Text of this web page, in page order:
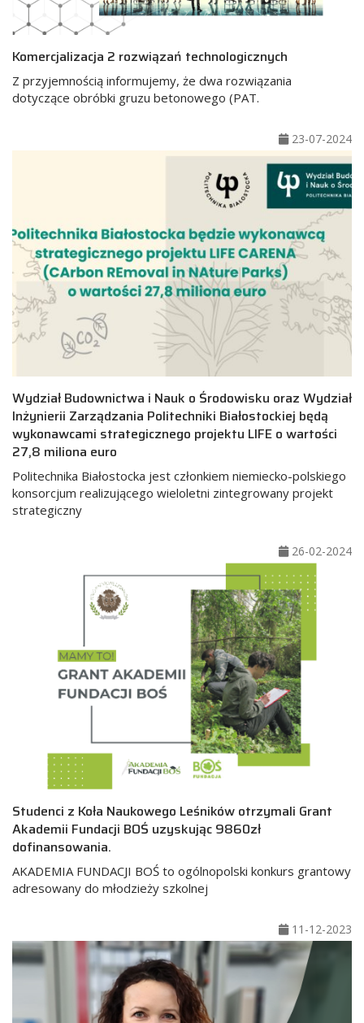
Komercjalizacja 2 rozwiązań technologicznych
Z przyjemnością informujemy, że dwa rozwiązania
dotyczące obróbki gruzu betonowego (PAT.
23-07-2024
Wydział Budownictwa i Nauk o Środowisku oraz Wydział
Inżynierii Zarządzania Politechniki Białostockiej będą
wykonawcami strategicznego projektu LIFE o wartości
27,8 miliona euro
Politechnika Białostocka jest członkiem niemiecko-polskiego
konsorcjum realizującego wieloletni zintegrowany projekt
strategiczny
26-02-2024
Studenci z Koła Naukowego Leśników otrzymali Grant
Akademii Fundacji BOŚ uzyskując 9860zł
dofinansowania.
AKADEMIA FUNDACJI BOŚ to ogólnopolski konkurs grantowy
adresowany do młodzieży szkolnej
11-12-2023